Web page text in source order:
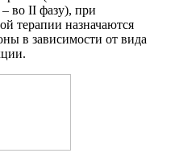
во II фазу), при
терапии назначаются
в зависимости от вида